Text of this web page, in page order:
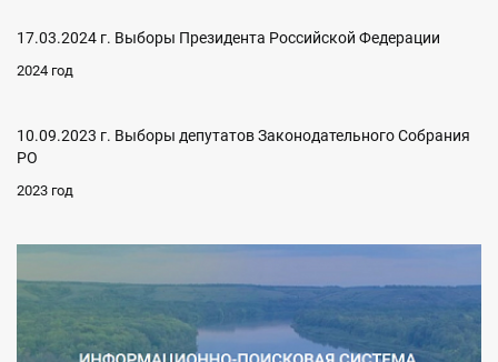
17.03.2024 г. Выборы Президента Российской Федерации
2024 год
10.09.2023 г. Выборы депутатов Законодательного Собрания
РО
2023 год